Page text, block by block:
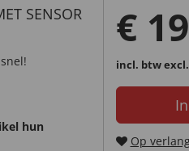
SENSOR
hun
€ 19
incl. btw
Op